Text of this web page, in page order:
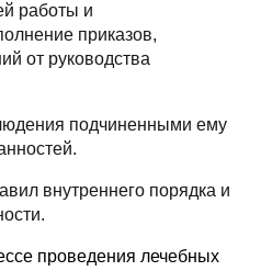
работы и
приказов,
от руководства
подчиненными ему
внутреннего порядка и
проведения лечебных